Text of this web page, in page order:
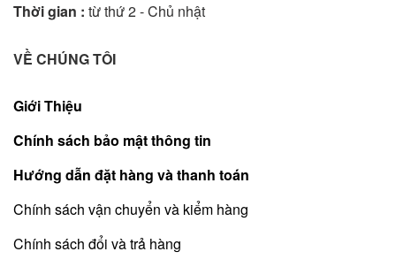
Thời gian : từ thứ 2 - Chủ nhật
VỀ CHÚNG TÔI
Giới Thiệu
Chính sách bảo mật thông tin
Hướng dẫn đặt hàng và thanh toán
Chính sách vận chuyển và kiểm hàng
Chính sách đổi và trả hàng